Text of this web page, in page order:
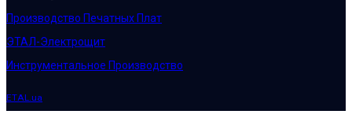
Производство Печатных Плат
ЭТАЛ-Электрощит
Инструментальное Производство
ETAL.ua